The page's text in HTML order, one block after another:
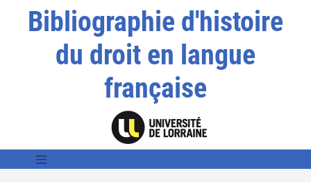
Bibliographie d'histoire
du droit en langue
française